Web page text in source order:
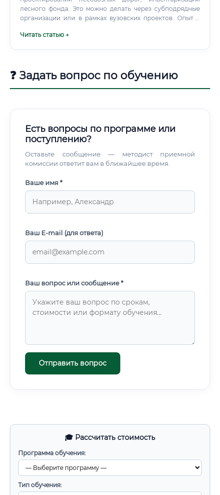
🎓 Рассчитать стоимость
Программа обучения:
Тип обучения:
лесного фонда. Это можно делать через субподрядные
организации или в рамках вузовских проектов. Опыт в
агропромышленном комплексе переносится в ЛПК.
Читать статью →
❓ Задать вопрос по обучению
Есть вопросы по программе или
поступлению?
Оставьте сообщение — методист приемной
комиссии ответит вам в ближайшее время.
Ваше имя *
Ваш E-mail (для ответа)
Ваш вопрос или сообщение *
Отправить вопрос